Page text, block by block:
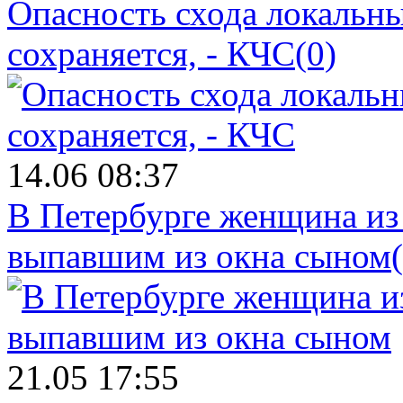
Опасность схода
сохраняется, - КЧС(0)
14.06 08:37
В Петербурге женщина
выпавшим из окна сыном
21.05 17:55